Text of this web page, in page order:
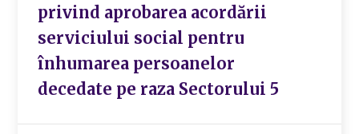
privind aprobarea acordării
serviciului social pentru
înhumarea persoanelor
decedate pe raza Sectorului 5